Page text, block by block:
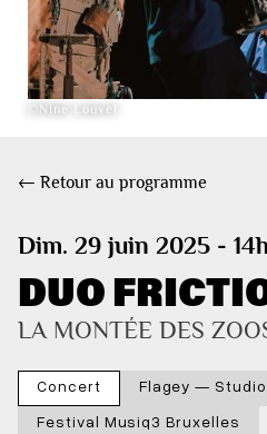
©Nine Louvel
← Retour au programme
Dim. 29 juin 2025 - 14h
DUO
LA MONTÉE DES
Concert
Flagey — Studio
Festival Musiq3 Bruxelles